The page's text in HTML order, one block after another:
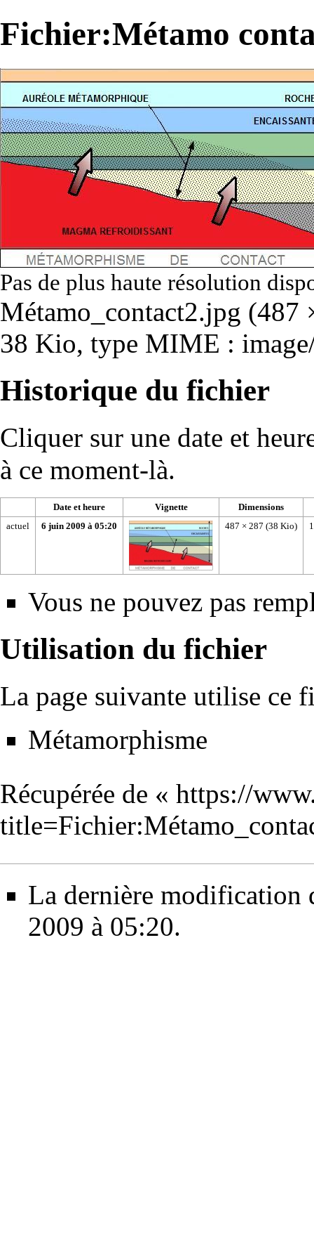
Fichier:Métamo
Pas de plus haute résolution
Métamo_contact2.jpg (487
38 Kio, type MIME :
Historique du fichier
Cliquer sur une date et
à ce moment-là.
Date et heure Vignette
Dimensions
actuel
6 juin 2009 à 05:20 487 × 287 (38 Kio)
Vous ne pouvez pas
Utilisation du fichier
La page suivante utilise ce
Métamorphisme
Récupérée de « https://
La dernière modification
2009 à 05:20.